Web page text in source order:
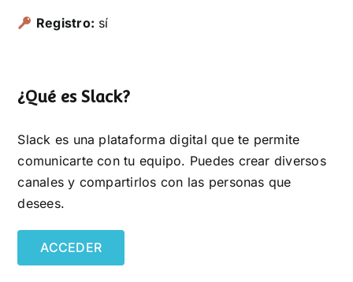
Registro: sí
¿Qué es Slack?
Slack es una plataforma digital que te permite
comunicarte con tu equipo. Puedes crear diversos
canales y compartirlos con las personas que
desees.
ACCEDER